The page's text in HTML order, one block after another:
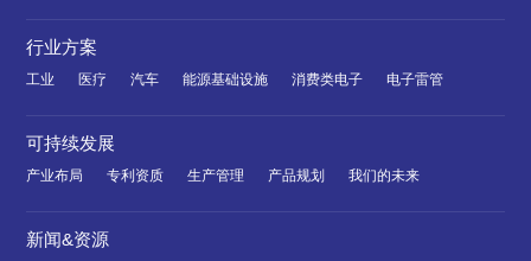
行业方案
工业 医疗 汽车 能源基础设施 消费类电子 电子雷管
可持续发展
产业布局 专利资质 生产管理 产品规划 我们的未来
新闻&资源